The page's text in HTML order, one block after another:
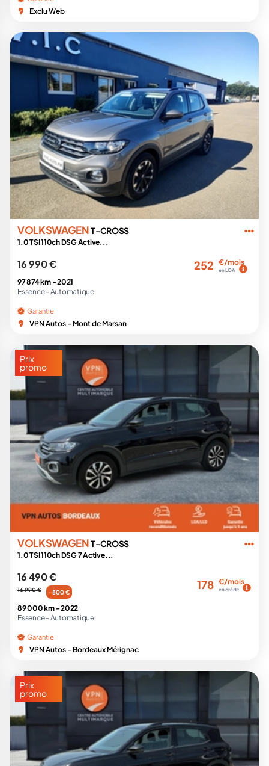
Exclu Web
VOLKSWAGENT-CROSS
1.0 TSI 110ch DSG Active...
16 990 € 252 €/mois
en LOA
97 874 km -2021
Essence - Automatique
Garantie
VPN Autos - Mont de Marsan
Prix
promo
VOLKSWAGENT-CROSS
1.0 TSI 110ch DSG 7 Active...
16 490 €
16 990 € -500 €
178 €/mois
en crédit
89 000 km -2022
Essence - Automatique
Garantie
VPN Autos - Bordeaux Mérignac
Prix
promo